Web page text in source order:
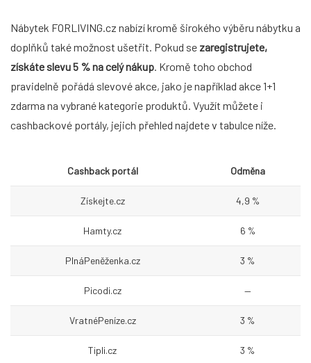
Nábytek FORLIVING.cz nabízí kromě širokého výběru nábytku a
doplňků také možnost ušetřit. Pokud se zaregistrujete,
získáte slevu 5 % na celý nákup. Kromě toho obchod
pravidelně pořádá slevové akce, jako je například akce 1+1
zdarma na vybrané kategorie produktů. Využít můžete i
cashbackové portály, jejich přehled najdete v tabulce níže.
Cashback portál Odměna
Získejte.cz 4,9 %
Hamty.cz 6 %
PlnáPeněženka.cz 3 %
Picodi.cz —
VratnéPeníze.cz 3 %
Tipli.cz 3 %